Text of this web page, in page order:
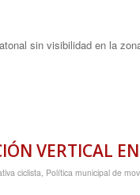
sin visibilidad en la
VERTICAL
ciclista Política municipal de